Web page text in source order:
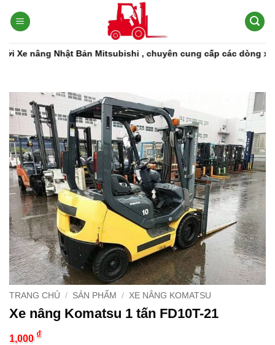
qua
dungNhật Bản Mitsubishi , chuyên cung cấp các dòng xe nâng,
TRANG CHỦ / SẢN PHẨM / XE NÂNG KOMATSU
Xe nâng Komatsu 1 tấn FD10T-21
1,000 ₫